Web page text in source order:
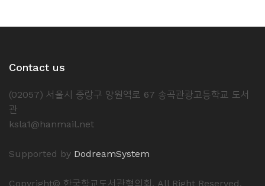
Contact us
(02057) 서울시 중랑구 양원역로 67 송곡관광고등학교 도서
관
ksla1@hanmail.net
Supported by DodreamSystem
Copyright© 한국학교도서관협의회. All Right Reserved.